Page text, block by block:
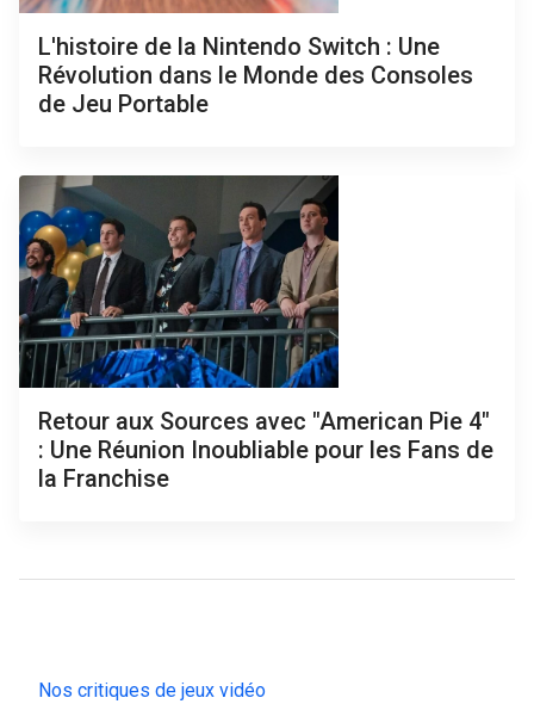
L'histoire de la Nintendo Switch : Une
Révolution dans le Monde des Consoles
de Jeu Portable
Retour aux Sources avec "American Pie 4"
: Une Réunion Inoubliable pour les Fans de
la Franchise
Nos critiques de jeux vidéo